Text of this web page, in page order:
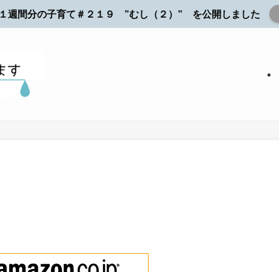
１週間分の子育て＃２１９ ”むし（２）” を公開しました